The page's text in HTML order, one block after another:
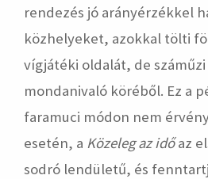
rendezés jó arányérzékkel
közhelyeket, azokkal tölti
vígjátéki oldalát, de
mondanivaló köréből. Ez a
faramuci módon nem
esetén, a Közeleg az időaz
sodró lendületű, és